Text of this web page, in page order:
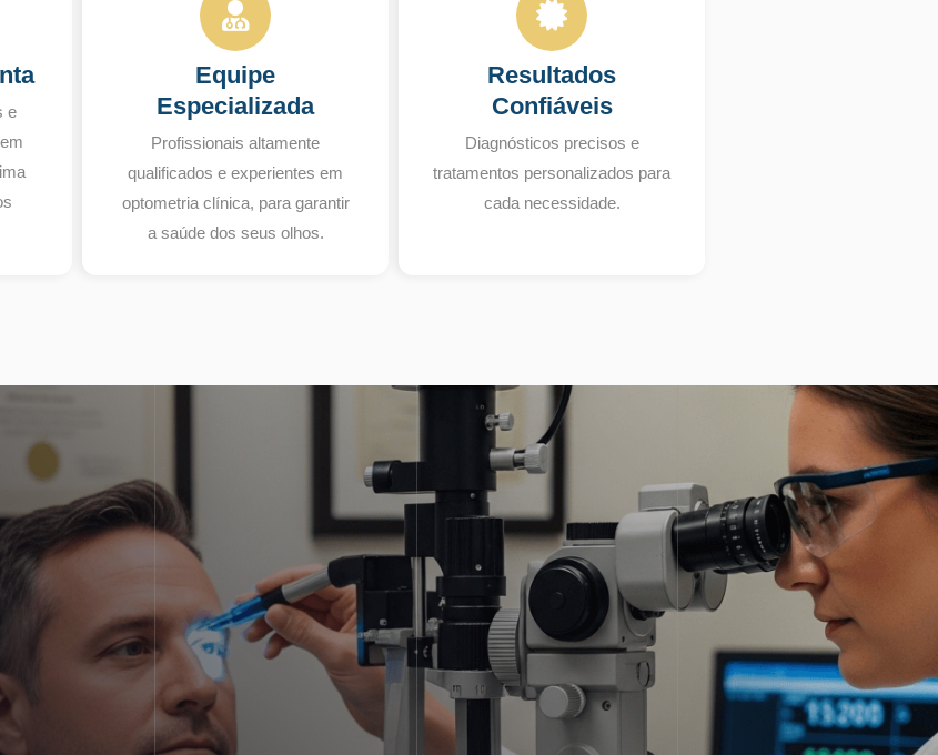
e
Equipe
Especializada
Profissionais altamente
qualificados e experientes em
optometria clínica, para garantir
a saúde dos seus olhos.
Resultados
Confiáveis
Diagnósticos precisos e
tratamentos personalizados para
cada necessidade.